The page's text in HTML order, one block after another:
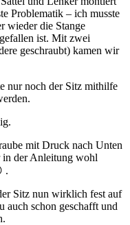
Problematik – ich musste
wieder die Stange
ist. Mit zwei
geschraubt) kamen wir
nur noch der Sitz mithilfe
mit Druck nach Unten
in der Anleitung wohl
.
Sitz nun wirklich fest auf
auch schon geschafft und